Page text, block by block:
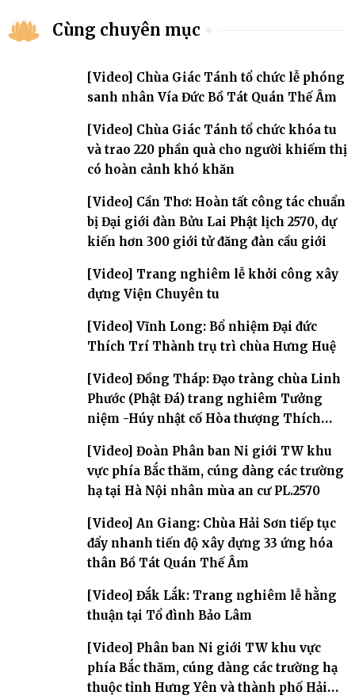
Cùng chuyên mục
[Video] Chùa Giác Tánh tổ chức lễ phóng
sanh nhân Vía Đức Bồ Tát Quán Thế Âm
[Video] Chùa Giác Tánh tổ chức khóa tu
và trao 220 phần quà cho người khiếm thị
có hoàn cảnh khó khăn
[Video] Cần Thơ: Hoàn tất công tác chuẩn
bị Đại giới đàn Bửu Lai Phật lịch 2570, dự
kiến hơn 300 giới tử đăng đàn cầu giới
[Video] Trang nghiêm lễ khởi công xây
dựng Viện Chuyên tu
[Video] Vĩnh Long: Bổ nhiệm Đại đức
Thích Trí Thành trụ trì chùa Hưng Huệ
[Video] Đồng Tháp: Đạo tràng chùa Linh
Phước (Phật Đá) trang nghiêm Tưởng
niệm -Húy nhật cố Hòa thượng Thích
[Video] Đoàn Phân ban Ni giới TW khu
vực phía Bắc thăm, cúng dàng các trường
hạ tại Hà Nội nhân mùa an cư PL.2570
[Video] An Giang: Chùa Hải Sơn tiếp tục
đẩy nhanh tiến độ xây dựng 33 ứng hóa
thân Bồ Tát Quán Thế Âm
[Video] Đắk Lắk: Trang nghiêm lễ hằng
thuận tại Tổ đình Bảo Lâm
[Video] Phân ban Ni giới TW khu vực
phía Bắc thăm, cúng dàng các trường hạ
thuộc tỉnh Hưng Yên và thành phố Hải